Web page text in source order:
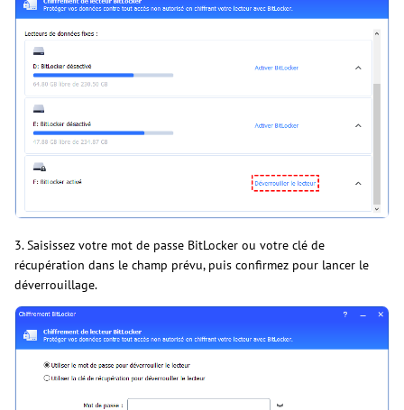
3. Saisissez votre mot de passe BitLocker ou votre clé de
récupération dans le champ prévu, puis confirmez pour lancer le
déverrouillage.